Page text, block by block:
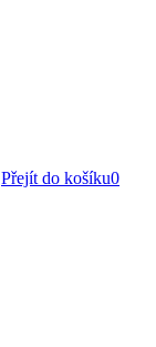
Přejít do košíku0